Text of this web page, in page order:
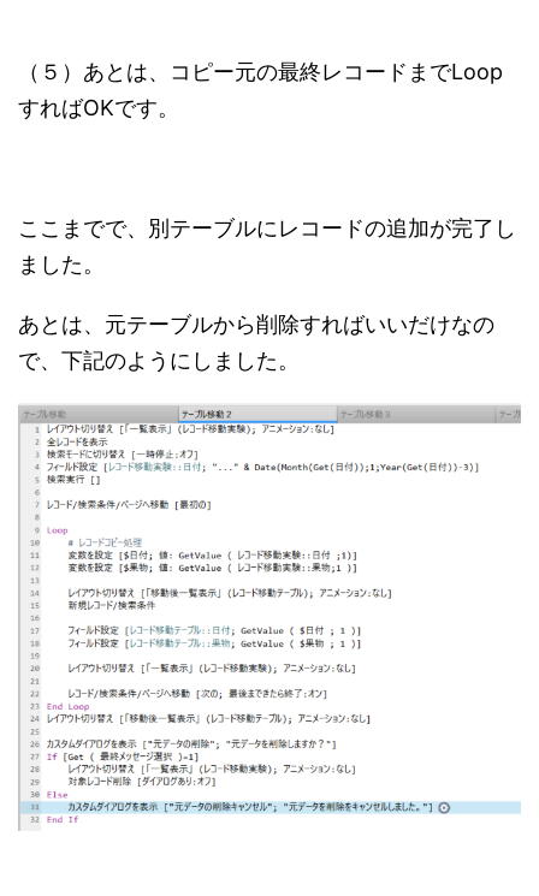
（５）あとは、コピー元の最終レコードまでLoop
すればOKです。
ここまでで、別テーブルにレコードの追加が完了し
ました。
あとは、元テーブルから削除すればいいだけなの
で、下記のようにしました。